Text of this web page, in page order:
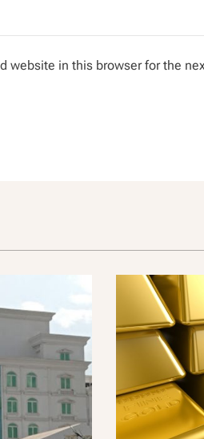
website in this browser for the